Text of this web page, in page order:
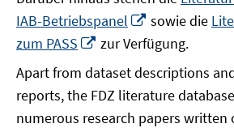
Fenster
öffnen
IAB-Betriebspanel
In
neuem
Fenster
öffnen
sowie die
zum PASS
In
Fenster
öffnen
zur Verfügung.
Apart from dataset descriptions
reports, the FDZ literature
numerous research papers written